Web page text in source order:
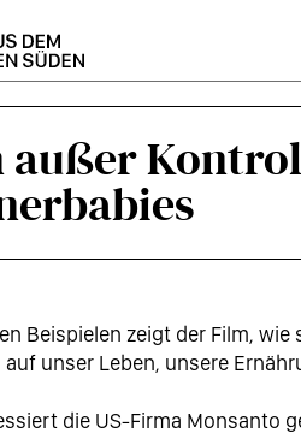
außer
Beispielen zeigt der Film,
unser Leben, unsere
die US-Firma Monsanto